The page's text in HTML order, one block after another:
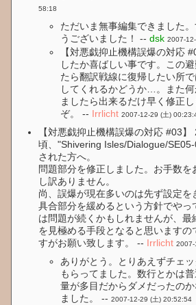
58:18
ただいま無事編集できました
うございました！ --dsk 2007-
【対悪戯抑止機構誤爆の対応
したか喜ばしい事です。この
たら翻訳戦線に復帰したい所
してくれるかどうか…。また
ましたら出来るだけ早く修正
ぞ。 -- Irrlicht 2007-12-29 (土)
【対悪戯抑止機構誤爆の対応 #03
頃、"Shivering Isles/Dialogue/
された方へ。
問題部分を修正しました。お手数を
し訳ありません。
尚、誤爆が現在多いのは先ず設定を
具合部分を緩めるという方針でやっ
は問題が続くかもしれませんが、最
を見極める手段となると思いますの
すがお願い致します。 -- Irrlicht 2007-
ありがとう。とりあえずチェ
もらってました。数行とかは
量が多目だからダメだったの
ました。 --2007-12-29 (土) 20:52:54